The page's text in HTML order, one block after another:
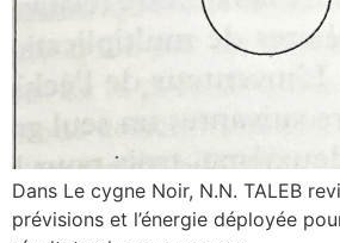
Dans Le cygne Noir, N.N. TALEB
prévisions et l’énergie déployée